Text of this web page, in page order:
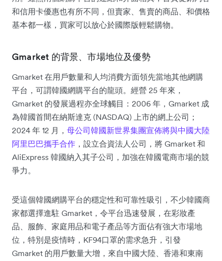
和信用卡優惠也有所不同，但賣家、售賣的商品、和價格
基本都一樣，買家可以放心於國際版輕鬆購物。
Gmarket 的背景、市場地位及優勢
Gmarket 在用戶數量和人均消費方面領先當地其他網購
平台，可謂韓國網購平台的龍頭。經營 25 年來，
Gmarket 的發展過程亦全球觸目：2006 年，Gmarket 成
為韓國首間在納斯達克 (NASDAQ) 上市的網上公司；
2024 年 12 月， 母公司韓國新世界集團宣佈將與中國大陸
阿里巴巴攜手合作 ，設立合資法人公司，將 Gmarket 和
AliExpress 韓國納入其子公司，加強在韓國電商市場的競
爭力。
受這個韓國網購平台的穩定性和可靠性吸引，不少韓國商
家都選擇進駐 Gmarket，令平台迅速發展，在彩妝產
品、服飾、家庭用品和電子產品等方面佔有強大市場地
位，特別是疫情時，KF94口罩的需求急升，引發
Gmarket 的用戶數量大增，來自中國大陸、香港和東南